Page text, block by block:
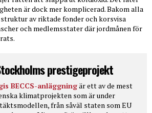
är dock mer komplicerad. Bakom alla
av riktade fonder och korsvisa
och medlemsstater där jordmånen för
prestigeprojekt
BECCS-anläggningär ett av de mest
klimatprojekten som är under
från såväl staten som EU